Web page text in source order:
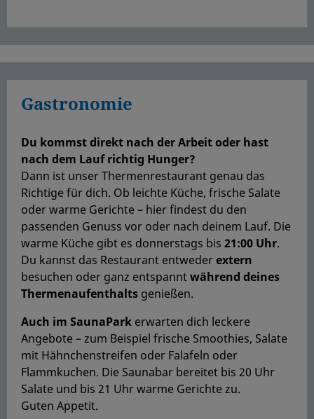
Gastronomie
Du kommst direkt nach der Arbeit oder hast
nach dem Lauf richtig Hunger?
Dann ist unser Thermenrestaurant genau das
Richtige für dich. Ob leichte Küche, frische Salate
oder warme Gerichte – hier findest du den
passenden Genuss vor oder nach deinem Lauf. Die
warme Küche gibt es donnerstags bis 21:00 Uhr.
Du kannst das Restaurant entwederextern
besuchen oder ganz entspanntwährend deines
Thermenaufenthalts genießen.
Auch im SaunaPark erwarten dich leckere
Angebote – zum Beispiel frische Smoothies, Salate
mit Hähnchenstreifen oder Falafeln oder
Flammkuchen. Die Saunabar bereitet bis 20 Uhr
Salate und bis 21 Uhr warme Gerichte zu.
Guten Appetit.